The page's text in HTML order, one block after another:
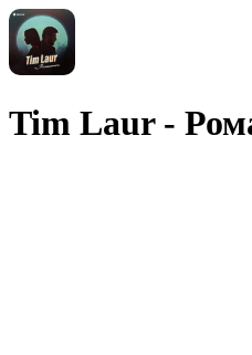
Tim Laur -